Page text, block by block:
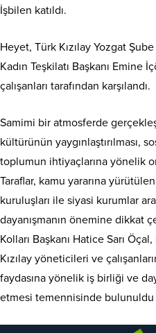
İşbilen katıldı.
Heyet, Türk Kızılay Yozgat
Kadın Teşkilatı Başkanı Emine
çalışanları tarafından karşılandı.
Samimi bir atmosferde
kültürünün yaygınlaştırılması,
toplumun ihtiyaçlarına yönelik
Taraflar, kamu yararına
kuruluşları ile siyasi kurumlar
dayanışmanın önemine dikkat
Kolları Başkanı Hatice Sarı
Kızılay yöneticileri ve
faydasına yönelik iş birliği ve
etmesi temennisinde bulunuldu